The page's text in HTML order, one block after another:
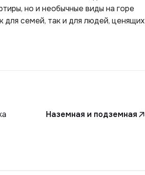
но и необычные виды на горе
для семей, так и для людей, ценящих
Наземная и подземная